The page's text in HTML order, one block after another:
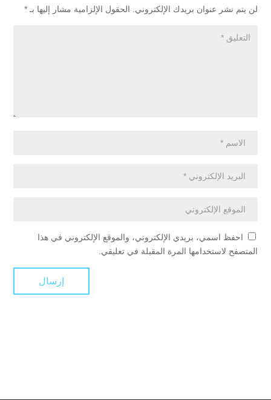
لن يتم نشر عنوان بريدك الإلكتروني. الحقول الإلزامية مشار إليها بـ *
احفظ اسمي، بريدي الإلكتروني، والموقع الإلكتروني في هذا
المتصفح لاستخدامها المرة المقبلة في تعليقي.